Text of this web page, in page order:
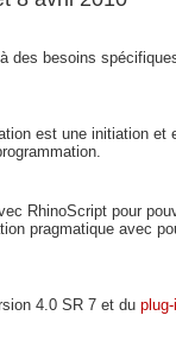
des besoins
est une initiation et
RhinoScript pour
pragmatique avec
4.0 SR 7 et du